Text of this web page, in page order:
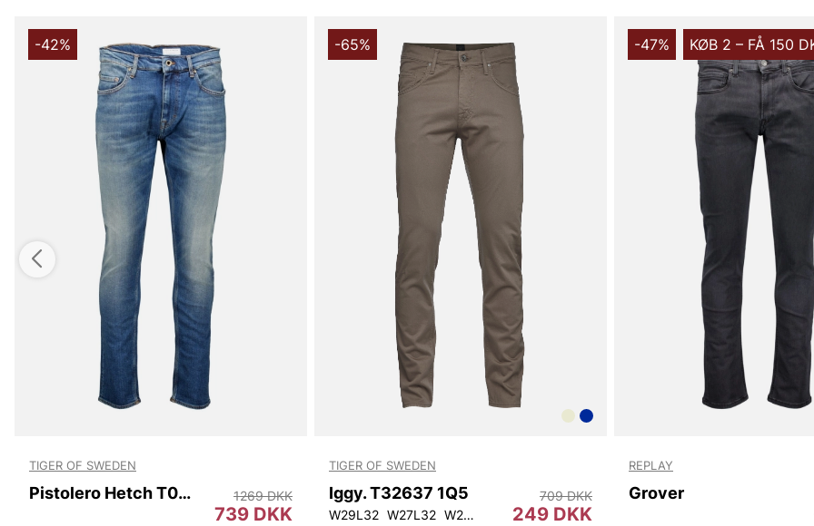
rummelig
Levi’s-
Hvis du
tilbyder
forskellen
den
Tak for dit
Vingåker.
-42%
TIGER OF SWEDEN
Pistolero Hetch T00008 222
739 DKK
1269 DKK
-65%
TIGER OF SWEDEN
Iggy. T32637 1Q5
W29L32 W27L32 W28L32 W28L34
249 DKK
709 DKK
-47% KØB 2 – FÅ 150
REPLAY
Grover